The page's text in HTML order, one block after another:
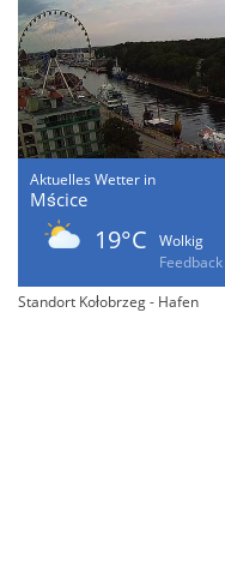
Aktuelles Wetter in
Mścice
19°C
Wolkig
Standort Kołobrzeg - Hafen